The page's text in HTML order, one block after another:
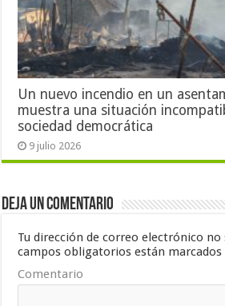
Un nuevo incendio en un
muestra una situación
sociedad democrática
9 julio 2026
Deja un comentario
Tu dirección de correo electrónico no
campos obligatorios están
Comentario